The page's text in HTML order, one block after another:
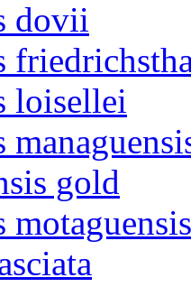
dovii
loisellei
gold
motaguensis